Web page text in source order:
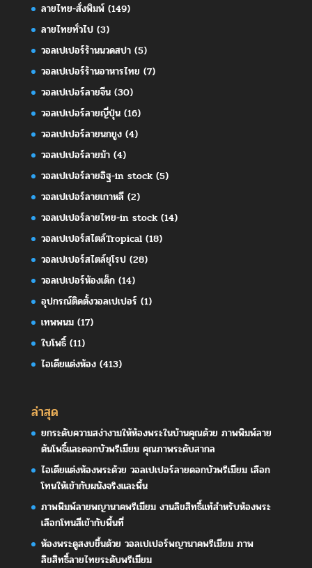
ลายไทย-สั่งพิมพ์(149)
ลายไทยทั่วไป(3)
วอลเปเปอร์ร้านนวดสปา(5)
วอลเปเปอร์ร้านอาหารไทย (7)
วอลเปเปอร์ลายจีน(30)
วอลเปเปอร์ลายญี่ปุ่น(16)
วอลเปเปอร์ลายนกยูง(4)
วอลเปเปอร์ลายม้า(4)
วอลเปเปอร์ลายอิฐ-in stock(5)
วอลเปเปอร์ลายเกาหลี(2)
วอลเปเปอร์ลายไทย-in stock(14)
วอลเปเปอร์สไตล์Tropical(18)
วอลเปเปอร์สไตล์ยุโรป(28)
วอลเปเปอร์ห้องเด็ก(14)
อุปกรณ์ติดตั้งวอลเปเปอร์ (1)
เทพพนม(17)
ใบโพธิ์(11)
ไอเดียแต่งห้อง(413)
ล่าสุด
ยกระดับความสง่างามให้ห้องพระในบ้านคุณด้วย ภาพพิมพ์ลาย
ต้นโพธิ์และดอกบัวพรีเมียม คุณภาพระดับสากล
ไอเดียแต่งห้องพระด้วย วอลเปเปอร์ลายดอกบัวพรีเมียม เลือก
โทนให้เข้ากับผนังจริงและพื้น
ภาพพิมพ์ลายพญานาคพรีเมียม งานลิขสิทธิ์แท้สำหรับห้องพระ
เลือกโทนสีเข้ากับพื้นที่
ห้องพระดูสงบขึ้นด้วย วอลเปเปอร์พญานาคพรีเมียม ภาพ
ลิขสิทธิ์ลายไทยระดับพรีเมียม